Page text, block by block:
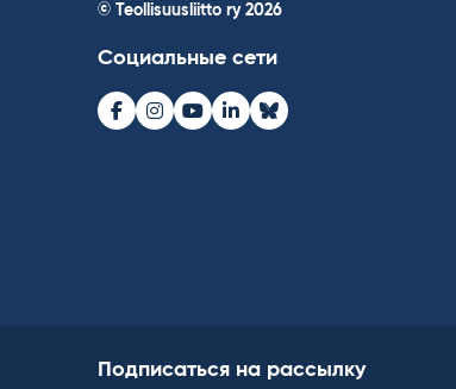
© Teollisuusliitto ry 2026
Социальные сети
Facebook
Instagram
Youtube
LinkedInBluesky
Подписаться на рассылку